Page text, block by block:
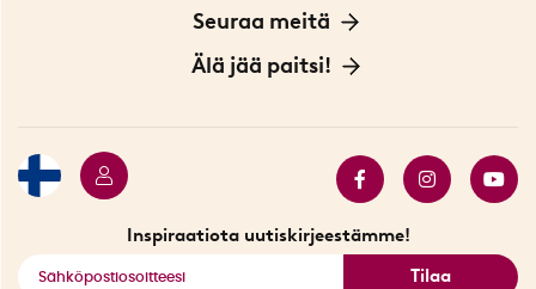
Yksityisyydensuoja
Sopimusehdot
Meistä
Myymälä Tukholmassa
Seuraa meitä
Innovaattoriblogi
Älä jää paitsi!
Inspiraatiota uutiskirjeestämme!
Tilaa